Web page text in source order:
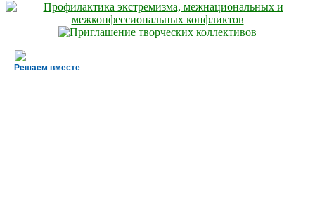
Решаем вместе